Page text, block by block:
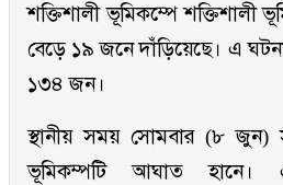
শক্তিশালী ভূমিকম্পে শক্তিশালী
বেড়ে ১৯ জনে দাঁড়িয়েছে। এ
১৩৪ জন।
স্থানীয় সময় সোমবার (৮ জুন)
ভূমিকম্পটি আঘাত হানে।